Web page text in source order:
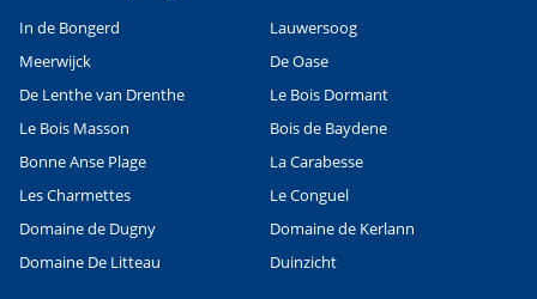
In de Bongerd
Lauwersoog
Meerwijck
De Oase
De Lenthe van Drenthe
Le Bois Dormant
Le Bois Masson
Bois de Baydene
Bonne Anse Plage
La Carabesse
Les Charmettes
Le Conguel
Domaine de Dugny
Domaine de Kerlann
Domaine De Litteau
Duinzicht